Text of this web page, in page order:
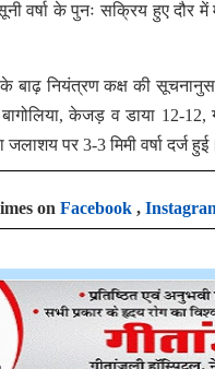
वर्षा के पुनः सक्रिय हुए दौर
बाढ़ नियंत्रण कक्ष की
केजड़ व डाया 12-
जलाशय पर 3-3 मिमी वर्षा दर्ज हुई।
on Facebook ,